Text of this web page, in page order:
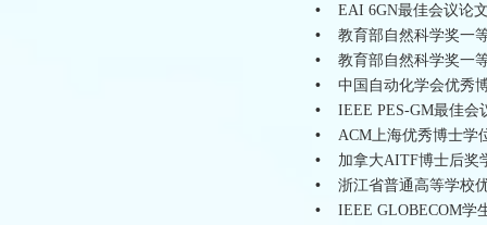
• EAI 6GN最佳会议论
• 教育部自然科学奖一
• 教育部自然科学奖一
• 中国自动化学会优秀
• IEEE PES-GM最佳会
• ACM上海优秀博士学
• 加拿大AITF博士后奖
• 浙江省普通高等学校
• IEEE GLOBECOM学